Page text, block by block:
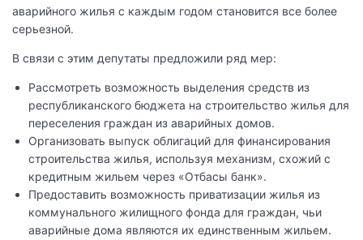
аварийного жилья с каждым годом становится все более
серьезной.
В связи с этим депутаты предложили ряд мер:
Рассмотреть возможность выделения средств из
республиканского бюджета на строительство жилья для
переселения граждан из аварийных домов.
Организовать выпуск облигаций для финансирования
строительства жилья, используя механизм, схожий с
кредитным жильем через «Отбасы банк».
Предоставить возможность приватизации жилья из
коммунального жилищного фонда для граждан, чьи
аварийные дома являются их единственным жильем.